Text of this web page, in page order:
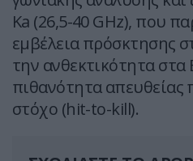
Ka (26,5-40 GHz), που
εμβέλεια πρόσκτησης
την ανθεκτικότητα στα
πιθανότητα απευθείας
στόχο (hit-to-kill).